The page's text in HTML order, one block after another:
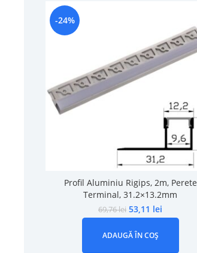
-24%
Profil Aluminiu Rigips, 2m, Perete
Terminal, 31.2×13.2mm
69,76lei 53,11 lei
ADAUGĂ ÎN COȘ